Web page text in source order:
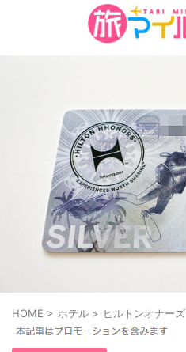
HOME > ホテル > ヒルトンオナーズ